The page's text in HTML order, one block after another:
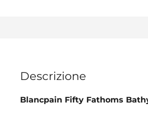
Descrizione
Blancpain Fifty Fathoms